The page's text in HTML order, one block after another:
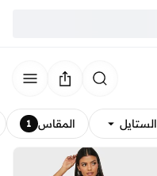
الستايل المقاس 1